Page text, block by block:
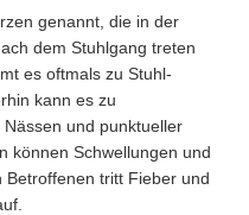
genannt, die in der
dem Stuhlgang treten
es oftmals zu Stuhl-
kann es zu
und punktueller
können Schwellungen und
Betroffenen tritt Fieber und